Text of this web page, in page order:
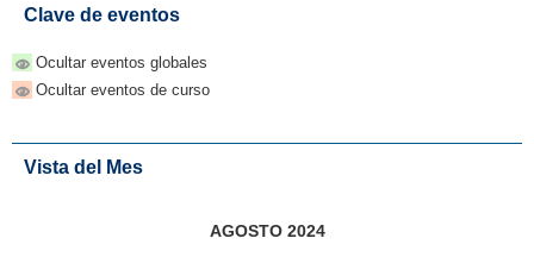
Clave de eventos
Ocultar eventos globales
Ocultar eventos de curso
Vista del Mes
AGOSTO 2024